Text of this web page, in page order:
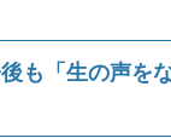
も「生の声を